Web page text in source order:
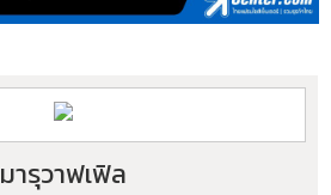
มารุวาฟเฟิล